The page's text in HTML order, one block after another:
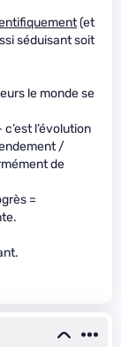
(et
séduisant soit
le monde se
l’évolution
/
de
=